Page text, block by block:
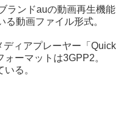
ランドauの動画再生機能
る動画ファイル形式。
ィアプレーヤー「Quick
ーマットは3GPP2。
る。